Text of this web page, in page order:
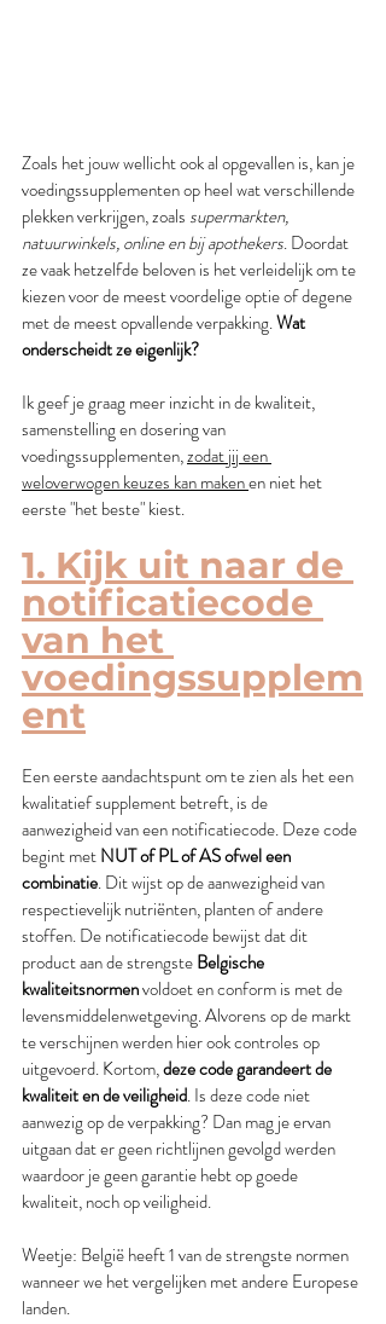
Zoals het jouw wellicht ook al opgevallen is, kan je
voedingssupplementen op heel wat verschillende
plekken verkrijgen, zoals supermarkten,
natuurwinkels, online en bij apothekers. Doordat
ze vaak hetzelfde beloven is het verleidelijk om te
kiezen voor de meest voordelige optie of degene
met de meest opvallende verpakking. Wat
onderscheidt ze eigenlijk?
Ik geef je graag meer inzicht in de kwaliteit,
samenstelling en dosering van
voedingssupplementen, zodat jij een
weloverwogen keuzes kan maken en niet het
eerste "het beste" kiest.
1. Kijk uit naar de
notificatiecode
van het
voedingssupplem
ent
Een eerste aandachtspunt om te zien als het een
kwalitatief supplement betreft, is de
aanwezigheid van een notificatiecode. Deze code
begint met NUT of PL of AS ofwel een
combinatie. Dit wijst op de aanwezigheid van
respectievelijk nutriënten, planten of andere
stoffen. De notificatiecode bewijst dat dit
product aan de strengste Belgische
kwaliteitsnormen voldoet en conform is met de
levensmiddelenwetgeving. Alvorens op de markt
te verschijnen werden hier ook controles op
uitgevoerd. Kortom, deze code garandeert de
kwaliteit en de veiligheid. Is deze code niet
aanwezig op de verpakking? Dan mag je ervan
uitgaan dat er geen richtlijnen gevolgd werden
waardoor je geen garantie hebt op goede
kwaliteit, noch op veiligheid.
Weetje: België heeft 1 van de strengste normen
wanneer we het vergelijken met andere Europese
landen.